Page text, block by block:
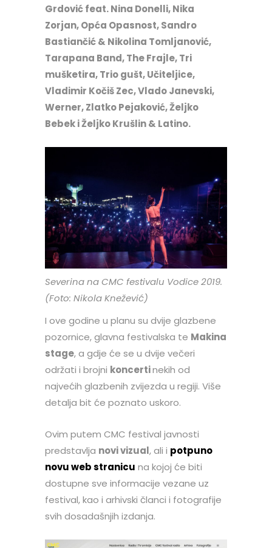
Grdović feat. Nina Donelli, Nika
Zorjan, Opća Opasnost, Sandro
Bastiančić & Nikolina Tomljanović,
Tarapana Band, The Frajle, Tri
mušketira, Trio gušt, Učiteljice,
Vladimir Kočiš Zec, Vlado Janevski,
Werner, Zlatko Pejaković, Željko
Bebek i Željko Krušlin & Latino.
Severina na CMC festivalu Vodice 2019.
(Foto: Nikola Knežević)
I ove godine u planu su dvije glazbene
pozornice, glavna festivalska te Makina
stage, a gdje će se u dvije večeri
održati i brojni koncertinekih od
najvećih glazbenih zvijezda u regiji. Više
detalja bit će poznato uskoro.
Ovim putem CMC festival javnosti
predstavlja novi vizual, ali i potpuno
novu web stranicu na kojoj će biti
dostupne sve informacije vezane uz
festival, kao i arhivski članci i fotografije
svih dosadašnjih izdanja.